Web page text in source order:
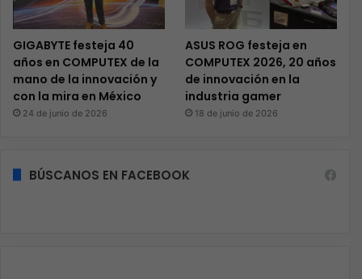
GIGABYTE festeja 40
años en COMPUTEX de la
mano de la innovación y
con la mira en México
24 de junio de 2026
ASUS ROG festeja en
COMPUTEX 2026, 20 años
de innovación en la
industria gamer
18 de junio de 2026
BÚSCANOS EN FACEBOOK